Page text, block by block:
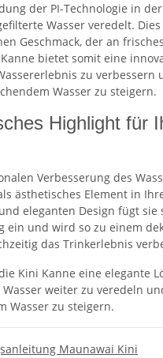
der PI-Technologie in
Wasser veredelt.
Geschmack, der an
bietet somit eine
zu verbessern
Wasser zu steigern.
Highlight für
Verbesserung des
ästhetisches Element in
eleganten Design fügt sie
ein und wird so zu einem
das Trinkerlebnis
Kini Kanne eine elegante
weiter zu veredeln
Wasser zu steigern.
Maunawai Kini